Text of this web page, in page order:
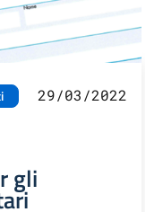
29/03/2022
gli